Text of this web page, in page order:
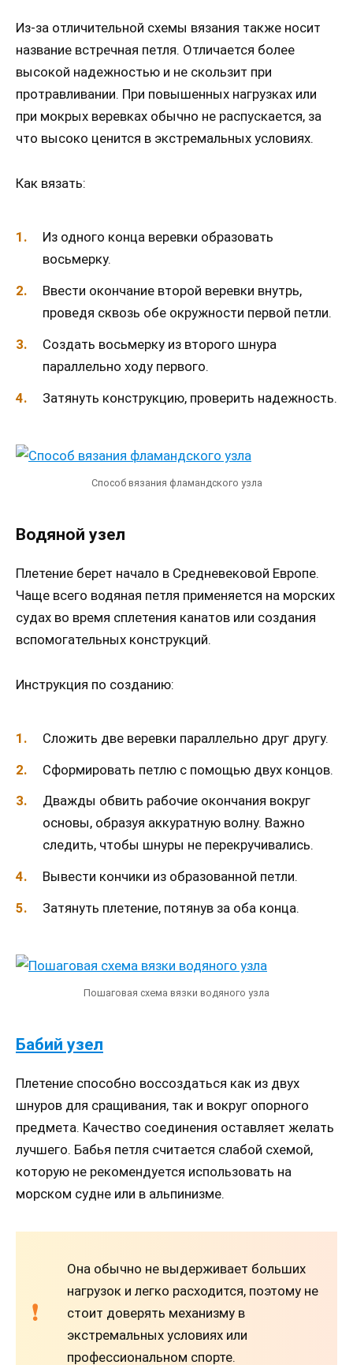
Из-за отличительной схемы вязания также носит
название встречная петля. Отличается более
высокой надежностью и не скользит при
протравливании. При повышенных нагрузках или
при мокрых веревках обычно не распускается, за
что высоко ценится в экстремальных условиях.
Как вязать:
Из одного конца веревки образовать
восьмерку.
Ввести окончание второй веревки внутрь,
проведя сквозь обе окружности первой петли.
Создать восьмерку из второго шнура
параллельно ходу первого.
Затянуть конструкцию, проверить надежность.
Способ вязания фламандского узла
Водяной узел
Плетение берет начало в Средневековой Европе.
Чаще всего водяная петля применяется на морских
судах во время сплетения канатов или создания
вспомогательных конструкций.
Инструкция по созданию:
Сложить две веревки параллельно друг другу.
Сформировать петлю с помощью двух концов.
Дважды обвить рабочие окончания вокруг
основы, образуя аккуратную волну. Важно
следить, чтобы шнуры не перекручивались.
Вывести кончики из образованной петли.
Затянуть плетение, потянув за оба конца.
Пошаговая схема вязки водяного узла
Бабий узел
Плетение способно воссоздаться как из двух
шнуров для сращивания, так и вокруг опорного
предмета. Качество соединения оставляет желать
лучшего. Бабья петля считается слабой схемой,
которую не рекомендуется использовать на
морском судне или в альпинизме.
Она обычно не выдерживает больших
нагрузок и легко расходится, поэтому не
стоит доверять механизму в
экстремальных условиях или
профессиональном спорте.